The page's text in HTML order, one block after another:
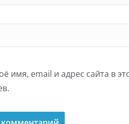
имя, email и адрес сайта в